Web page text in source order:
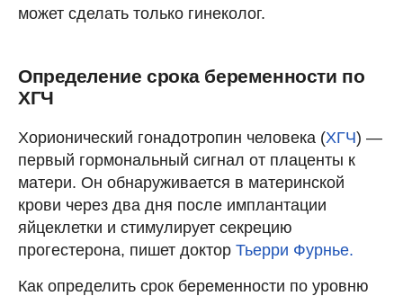
может сделать только гинеколог.
Определение срока беременности по
ХГЧ
Хорионический гонадотропин человека (ХГЧ) —
первый гормональный сигнал от плаценты к
матери. Он обнаруживается в материнской
крови через два дня после имплантации
яйцеклетки и стимулирует секрецию
прогестерона, пишет доктор Тьерри Фурнье.
Как определить срок беременности по уровню